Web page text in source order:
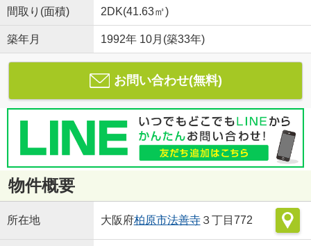
間取り(面積) 2DK(41.63㎡)
築年月 1992年 10月(築33年)
お問い合わせ(無料)
物件概要
所在地 大阪府柏原市法善寺３丁目772